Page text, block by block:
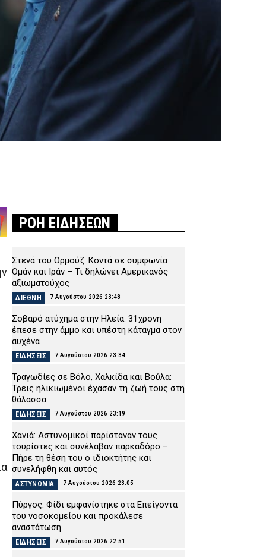
ΡΟΗ ΕΙΔΗΣΕΩΝ
Στενά του Ορμούζ: Κοντά σε συμφωνία
Ομάν και Ιράν – Τι δηλώνει Αμερικανός
αξιωματούχος
ΔΙΕΘΝΗ 7 Αυγούστου 2026 23:48
Σοβαρό ατύχημα στην Ηλεία: 31χρονη
έπεσε στην άμμο και υπέστη κάταγμα στον
αυχένα
ΕΙΔΗΣΕΙΣ 7 Αυγούστου 2026 23:34
Τραγωδίες σε Βόλο, Χαλκίδα και Βούλα:
Τρεις ηλικιωμένοι έχασαν τη ζωή τους στη
θάλασσα
ΕΙΔΗΣΕΙΣ 7 Αυγούστου 2026 23:19
Χανιά: Αστυνομικοί παρίσταναν τους
τουρίστες και συνέλαβαν παρκαδόρο –
Πήρε τη θέση του ο ιδιοκτήτης και
συνελήφθη και αυτός
ΑΣΤΥΝΟΜΙΑ 7 Αυγούστου 2026 23:05
Πύργος: Φίδι εμφανίστηκε στα Επείγοντα
του νοσοκομείου και προκάλεσε
αναστάτωση
ΕΙΔΗΣΕΙΣ 7 Αυγούστου 2026 22:51